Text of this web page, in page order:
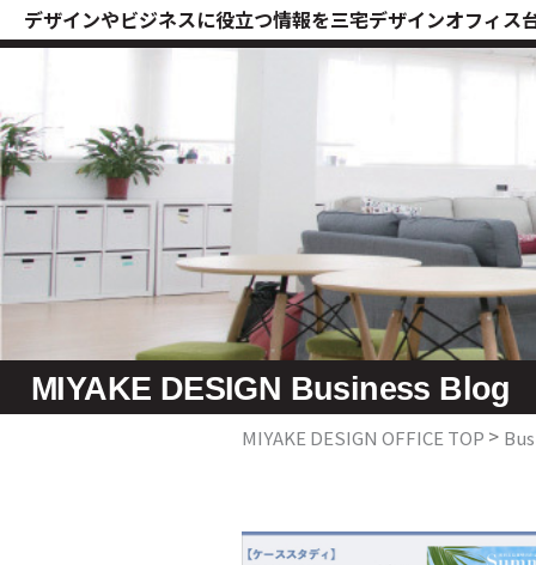
デザインやビジネスに役立つ情報を三宅デザインオフィス
MIYAKE DESIGN Business Blog
MIYAKE DESIGN OFFICE TOP